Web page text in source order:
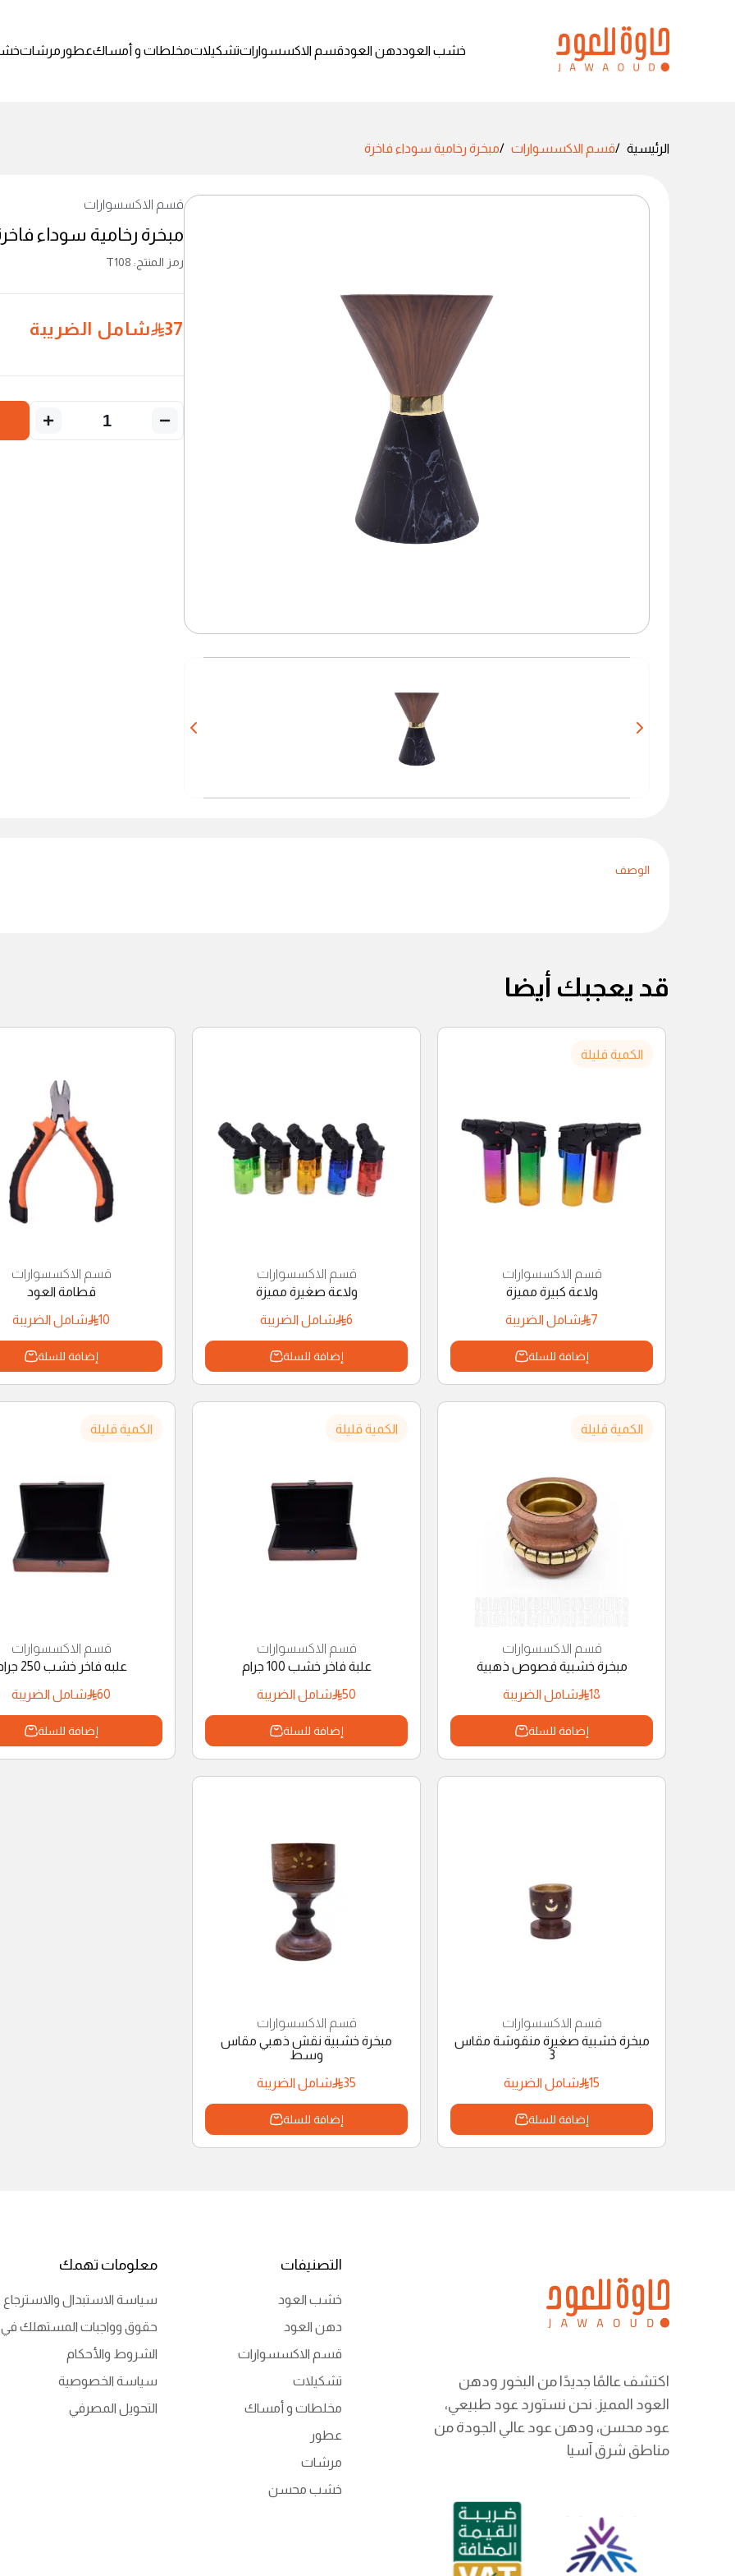
خشب العوددهن العودقسم الاكسسواراتتشكيلاتمخلطات و أمساكعطور مرشات
الرئيسية قسم الاكسسوارات مبخرة رخامية سوداء فاخرة
قسم الاكسسوارات
مبخرة رخامية سوداء
رمز المنتج:
T108
37 شامل الضريبة
الوصف
قد يعجبك أيضا
الكمية قليلة
قسم الاكسسوارات
ولاعة كبيرة مميزة
7
شامل الضريبة
إضافة للسلة
قسم الاكسسوارات
ولاعة صغيرة مميزة
6
شامل الضريبة
إضافة للسلة
قسم الاكسسوارات
قطامة العود
10
شامل الضريبة
إضافة للسلة
الكمية قليلة
قسم الاكسسوارات
مبخرة خشبية فصوص ذهبية
18
شامل الضريبة
إضافة للسلة
الكمية قليلة
قسم الاكسسوارات
علبة فاخر خشب 100 جرام
50
شامل الضريبة
إضافة للسلة
الكمية قليلة
قسم الاكسسوارات
علبه فاخر خشب 250 جرام
60
شامل الضريبة
إضافة للسلة
قسم الاكسسوارات
مبخرة خشبية صغيرة منقوشة مقاس
3
15
شامل الضريبة
إضافة للسلة
قسم الاكسسوارات
مبخرة خشبية نقش ذهبي مقاس
وسط
35
شامل الضريبة
إضافة للسلة
اكتشف عالمًا جديدًا من البخور ودهن
العود المميز. نحن نستورد عود طبيعي،
عود محسن، ودهن عود عالي الجودة من
مناطق شرق آسيا
التصنيفات
خشب العود
دهن العود
قسم الاكسسوارات
تشكيلات
مخلطات و أمساك
عطور
مرشات
خشب محسن
معلومات تهمك
سياسة الاستبدال والاسترجاع
حقوق وواجبات المستهلك
الشروط والأحكام
سياسة الخصوصية
التحويل المصرفي